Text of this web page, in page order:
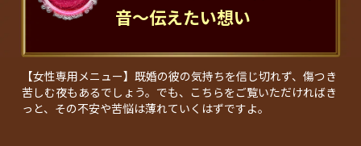
音～伝えたい想い
【女性専用メニュー】既婚の彼の気持ちを信じ切れず、傷つき
苦しむ夜もあるでしょう。でも、こちらをご覧いただければき
っと、その不安や苦悩は薄れていくはずですよ。